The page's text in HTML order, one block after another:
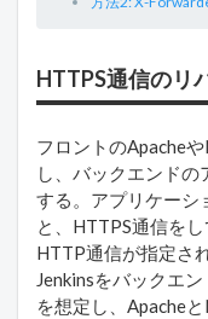
HTTPS通信のリ
フロントのApache
し、バックエンドの
する。アプリケーシ
と、HTTPS通信を
HTTP通信が指定さ
Jenkinsをバックエ
を想定し、Apache